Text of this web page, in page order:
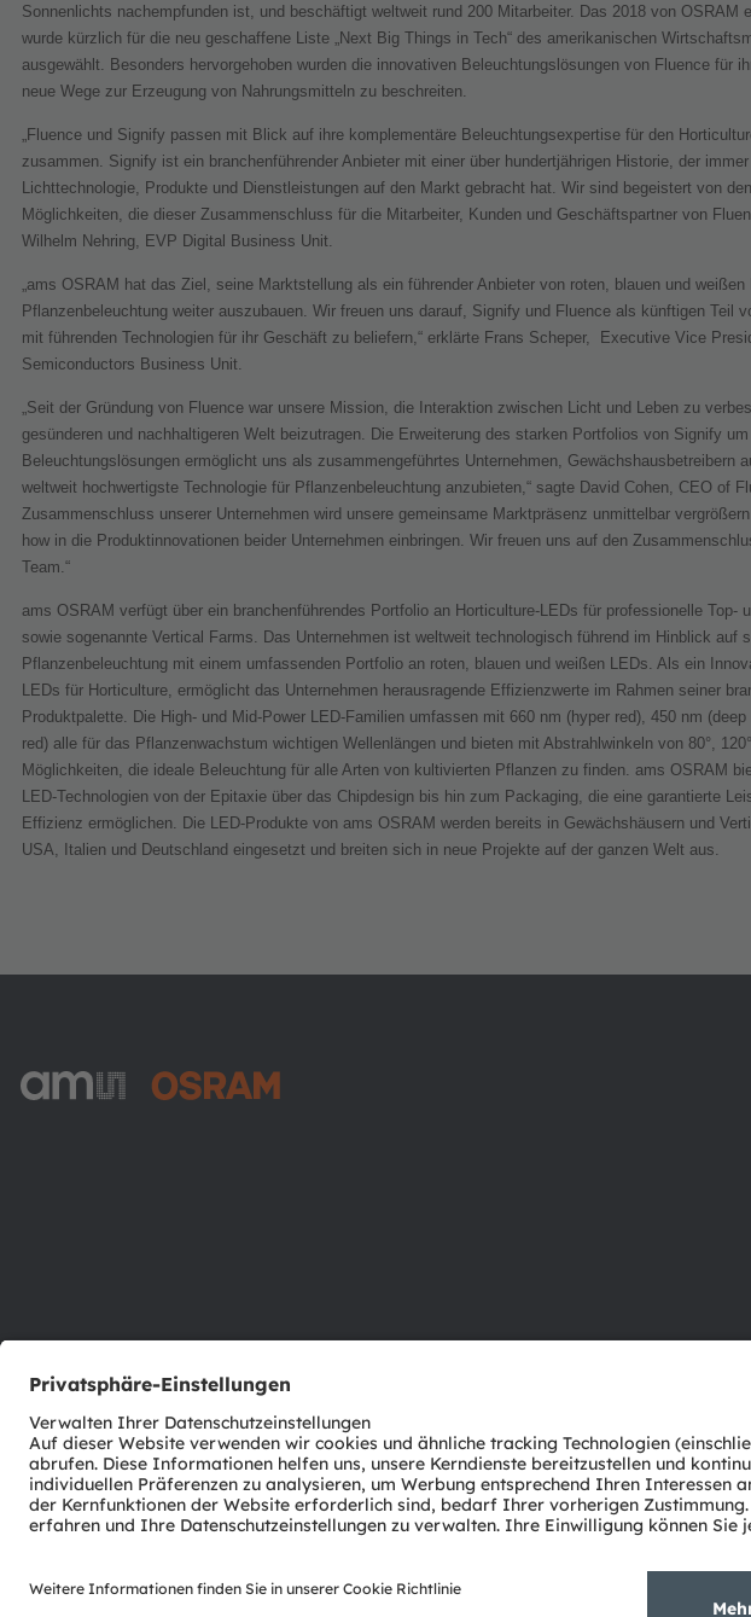
Sonnenlichts nachempfunden ist, und beschäftigt weltweit rund 200 Mitarbeiter. Das 2018 von OSRAM
wurde kürzlich für die neu geschaffene Liste „Next Big Things in Tech“ des amerikanischen
ausgewählt. Besonders hervorgehoben wurden die innovativen Beleuchtungslösungen von Fluence für
neue Wege zur Erzeugung von Nahrungsmitteln zu beschreiten.
„Fluence und Signify passen mit Blick auf ihre komplementäre Beleuchtungsexpertise für den
zusammen. Signify ist ein branchenführender Anbieter mit einer über hundertjährigen Historie, der
Lichttechnologie, Produkte und Dienstleistungen auf den Markt gebracht hat. Wir sind begeistert von
Möglichkeiten, die dieser Zusammenschluss für die Mitarbeiter, Kunden und Geschäftspartner von
Wilhelm Nehring, EVP Digital Business Unit.
„ams OSRAM hat das Ziel, seine Marktstellung als ein führender Anbieter von roten, blauen und
Pflanzenbeleuchtung weiter auszubauen. Wir freuen uns darauf, Signify und Fluence als künftigen Teil
mit führenden Technologien für ihr Geschäft zu beliefern,“ erklärte Frans Scheper, Executive Vice
Semiconductors Business Unit.
„Seit der Gründung von Fluence war unsere Mission, die Interaktion zwischen Licht und Leben zu
gesünderen und nachhaltigeren Welt beizutragen. Die Erweiterung des starken Portfolios von Signify
Beleuchtungslösungen ermöglicht uns als zusammengeführtes Unternehmen, Gewächshausbetreibern
weltweit hochwertigste Technologie für Pflanzenbeleuchtung anzubieten,“ sagte David Cohen, CEO of
Zusammenschluss unserer Unternehmen wird unsere gemeinsame Marktpräsenz unmittelbar
how in die Produktinnovationen beider Unternehmen einbringen. Wir freuen uns auf den
Team.“
ams OSRAM verfügt über ein branchenführendes Portfolio an Horticulture-LEDs für professionelle Top-
sowie sogenannte Vertical Farms. Das Unternehmen ist weltweit technologisch führend im Hinblick auf
Pflanzenbeleuchtung mit einem umfassenden Portfolio an roten, blauen und weißen LEDs. Als ein
LEDs für Horticulture, ermöglicht das Unternehmen herausragende Effizienzwerte im Rahmen seiner
Produktpalette. Die High- und Mid-Power LED-Familien umfassen mit 660 nm (hyper red), 450 nm
red) alle für das Pflanzenwachstum wichtigen Wellenlängen und bieten mit Abstrahlwinkeln von 80°,
Möglichkeiten, die ideale Beleuchtung für alle Arten von kultivierten Pflanzen zu finden. ams OSRAM
LED-Technologien von der Epitaxie über das Chipdesign bis hin zum Packaging, die eine garantierte
Effizienz ermöglichen. Die LED-Produkte von ams OSRAM werden bereits in Gewächshäusern und
USA, Italien und Deutschland eingesetzt und breiten sich in neue Projekte auf der ganzen Welt aus.
Karriere
© 2026 ams-OSRAM AG. All rights reserved.